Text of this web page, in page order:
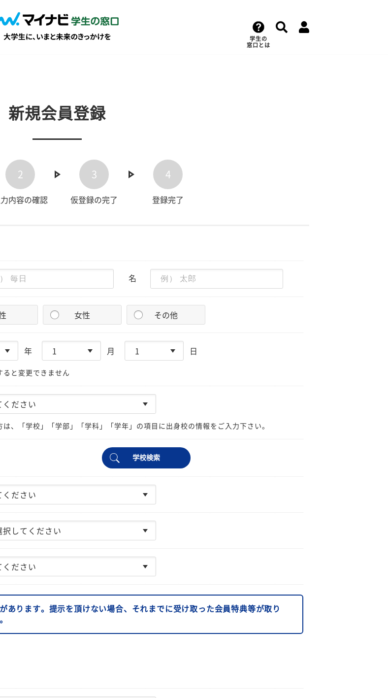
学生の
窓口とは
新規会員登録
2
力内容の確認
3
仮登録の完了
4
登録完了
名
女性 その他
年 月 日
と変更できません
、「学校」「学部」「学科」「学年」の項目に出身校の情報をご入力下さい。
学校検索
あります。提示を頂けない場合、それまでに受け取った会員特典等が取り